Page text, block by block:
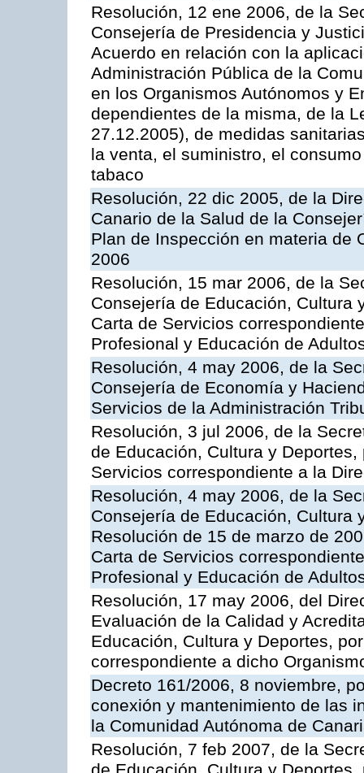
Resolución, 12 ene 2006, de la
Consejería de Presidencia y
Acuerdo en relación con la
Administración Pública de la
en los Organismos Autónomos y
dependientes de la misma, de la
27.12.2005), de medidas
la venta, el suministro, el
tabaco
Resolución, 22 dic 2005, de la
Canario de la Salud de la
Plan de Inspección en materia de
2006
Resolución, 15 mar 2006, de la
Consejería de Educación, Cultura
Carta de Servicios
Profesional y Educación de
Resolución, 4 may 2006, de la
Consejería de Economía y
Servicios de la Administración
Resolución, 3 jul 2006, de la
de Educación, Cultura y
Servicios correspondiente a la
Resolución, 4 may 2006, de la
Consejería de Educación, Cultura
Resolución de 15 de marzo de
Carta de Servicios
Profesional y Educación de
Resolución, 17 may 2006, del
Evaluación de la Calidad y
Educación, Cultura y Deportes,
correspondiente a dicho
Decreto 161/2006, 8 noviembre,
conexión y mantenimiento de las
la Comunidad Autónoma de
Resolución, 7 feb 2007, de la